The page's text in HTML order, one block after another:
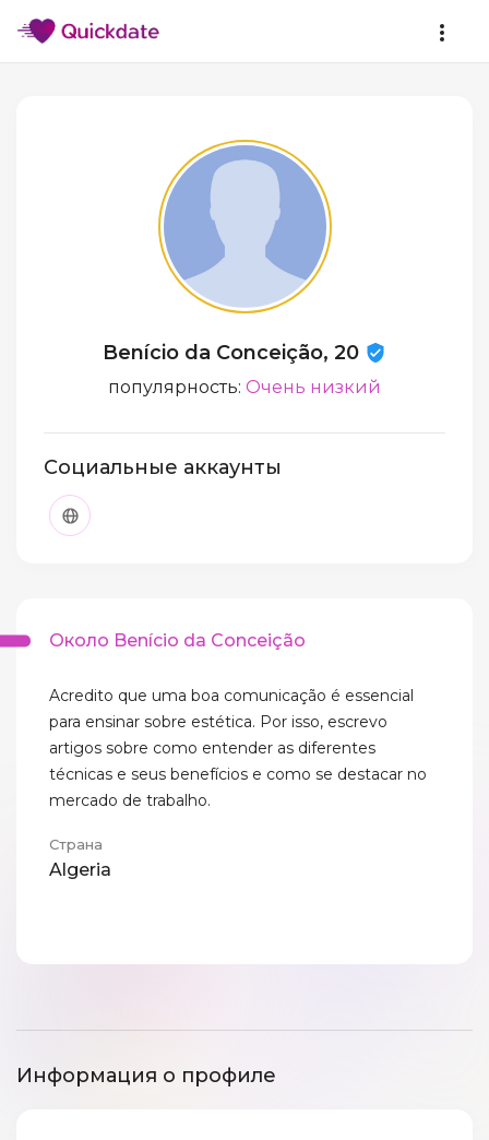
Benício da Conceição, 20
популярность: Очень низкий
Социальные аккаунты
Около Benício da Conceição
Acredito que uma boa comunicação é essencial
para ensinar sobre estética. Por isso, escrevo
artigos sobre como entender as diferentes
técnicas e seus benefícios e como se destacar no
mercado de trabalho.
Страна
Algeria
Информация о профиле